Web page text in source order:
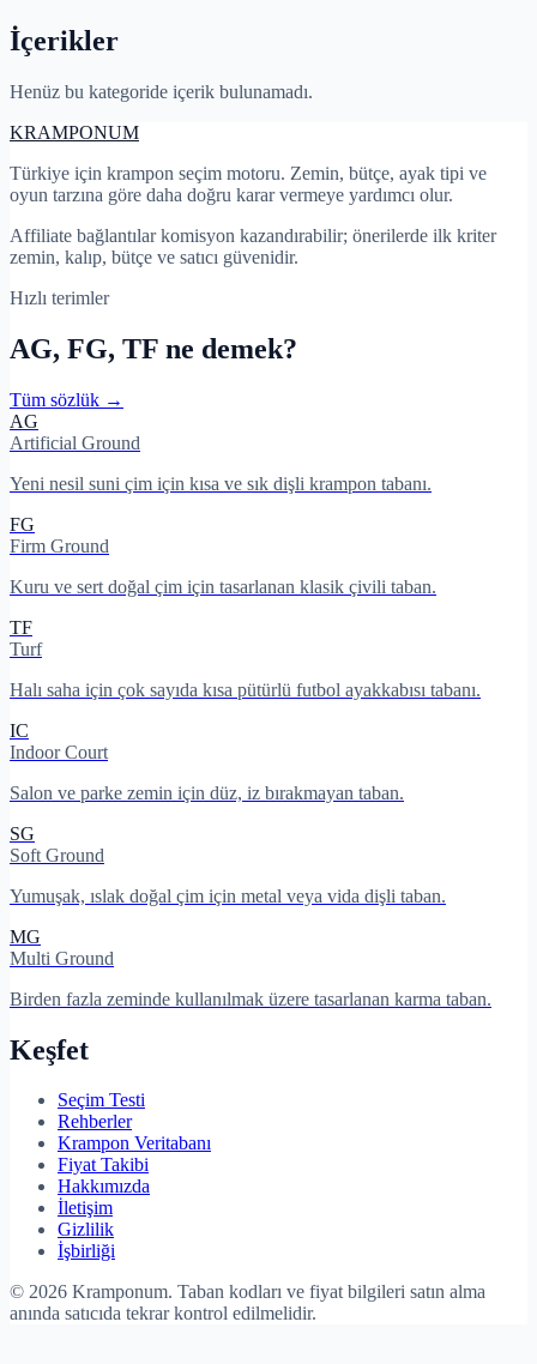
İçerikler
Henüz bu kategoride içerik bulunamadı.
KRAMPONUM
Türkiye için krampon seçim motoru. Zemin, bütçe, ayak tipi ve
oyun tarzına göre daha doğru karar vermeye yardımcı olur.
Affiliate bağlantılar komisyon kazandırabilir; önerilerde ilk kriter
zemin, kalıp, bütçe ve satıcı güvenidir.
Hızlı terimler
AG, FG, TF ne demek?
Tüm sözlük →
AG
Artificial Ground
Yeni nesil suni çim için kısa ve sık dişli krampon tabanı.
FG
Firm Ground
Kuru ve sert doğal çim için tasarlanan klasik çivili taban.
TF
Turf
Halı saha için çok sayıda kısa pütürlü futbol ayakkabısı tabanı.
IC
Indoor Court
Salon ve parke zemin için düz, iz bırakmayan taban.
SG
Soft Ground
Yumuşak, ıslak doğal çim için metal veya vida dişli taban.
MG
Multi Ground
Birden fazla zeminde kullanılmak üzere tasarlanan karma taban.
Keşfet
Seçim Testi
Rehberler
Krampon Veritabanı
Fiyat Takibi
Hakkımızda
İletişim
Gizlilik
İşbirliği
© 2026 Kramponum. Taban kodları ve fiyat bilgileri satın alma
anında satıcıda tekrar kontrol edilmelidir.